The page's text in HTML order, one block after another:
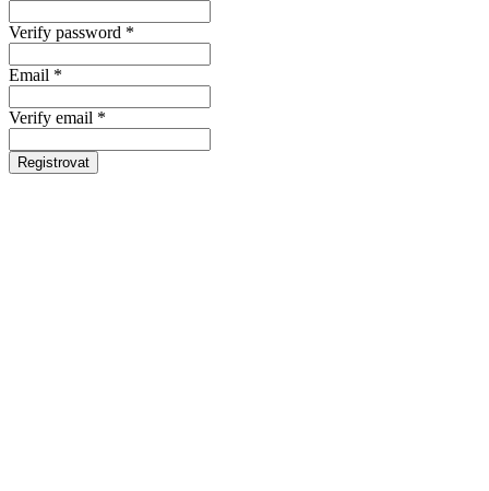
Verify password *
Email *
Verify email *
Registrovat